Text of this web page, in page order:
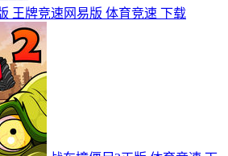
王牌竞速网易版 体育竞速 下载